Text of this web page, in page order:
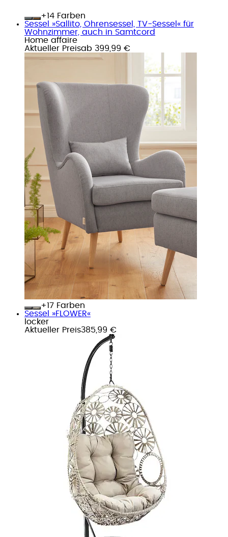
+
Farben
Sessel »Sallito, Ohrensessel, TV-Sessel« für
Wohnzimmer, auch in Samtcord
Home affaire
Aktueller Preisab 399,99 €
+
Farben
Sessel »FLOWER«
locker
Aktueller Preis385,99 €